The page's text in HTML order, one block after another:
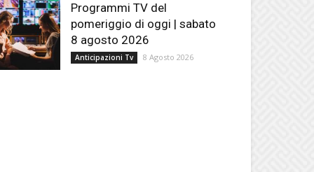
Programmi TV del
pomeriggio di oggi | sabato
8 agosto 2026
Anticipazioni Tv 8 Agosto 2026